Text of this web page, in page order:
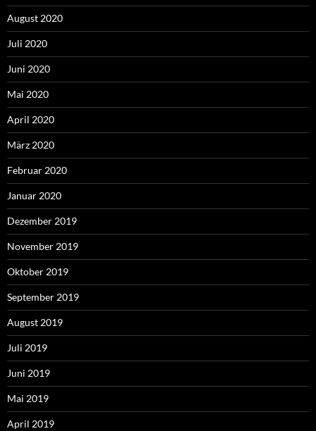
August 2020
Juli 2020
Juni 2020
Mai 2020
April 2020
März 2020
Februar 2020
Januar 2020
Dezember 2019
November 2019
Oktober 2019
September 2019
August 2019
Juli 2019
Juni 2019
Mai 2019
April 2019